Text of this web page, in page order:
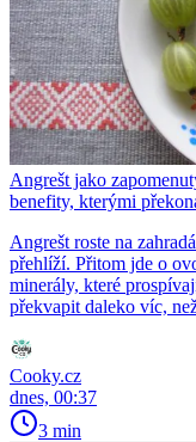
Angrešt jako
benefity, kterými
Angrešt roste na
přehlíží. Přitom jde o
minerály, které
překvapit daleko víc,
Cooky.cz
dnes, 00:37
3 min